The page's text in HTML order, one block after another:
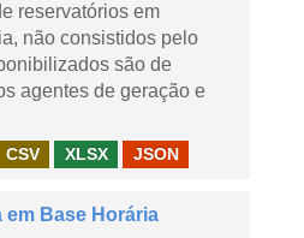
reservatórios em
não consistidos pelo
são de
agentes de geração e
CSV XLSX JSON
em Base Horária